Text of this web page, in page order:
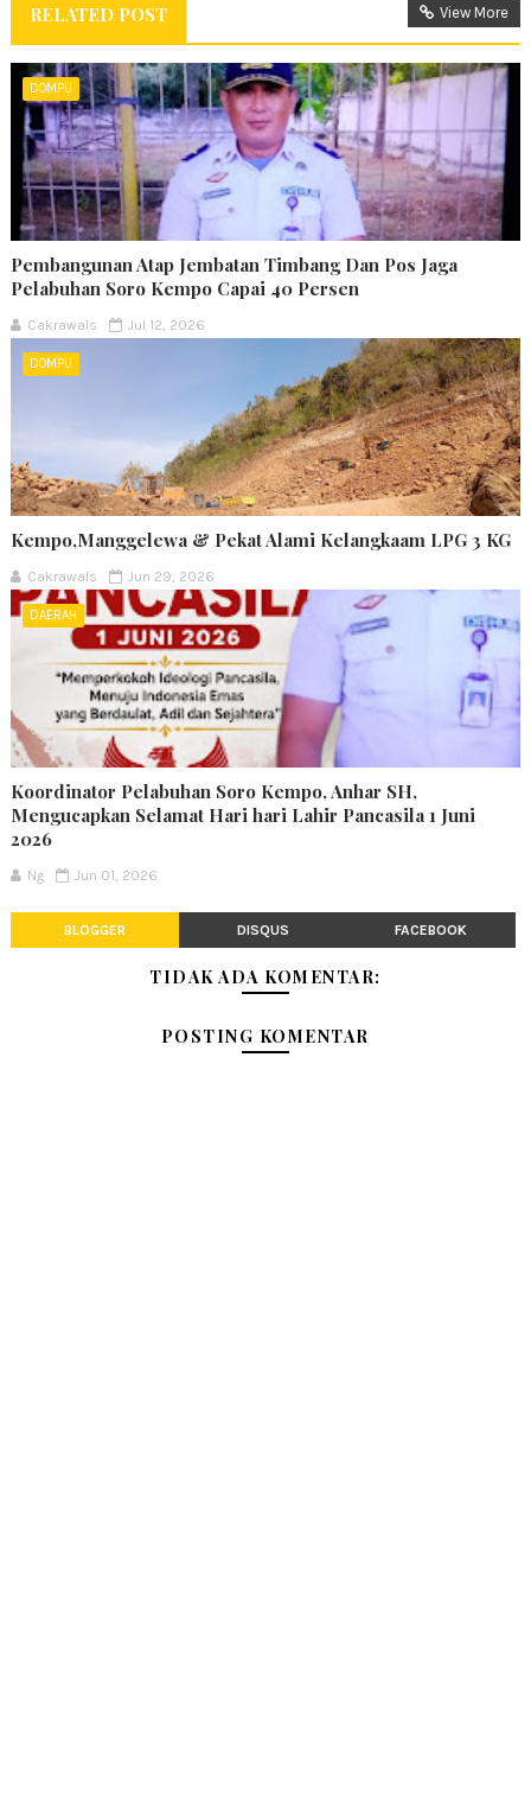
RELATED POST View More
DOMPU
Pembangunan Atap Jembatan Timbang Dan Pos Jaga
Pelabuhan Soro Kempo Capai 40 Persen
Cakrawals Jul 12, 2026
DOMPU
Kempo,Manggelewa & Pekat Alami Kelangkaam LPG 3 KG
Cakrawals Jun 29, 2026
DAERAH
Koordinator Pelabuhan Soro Kempo, Anhar SH,
Mengucapkan Selamat Hari hari Lahir Pancasila 1 Juni
2026
Ng Jun 01, 2026
BLOGGER DISQUS FACEBOOK
TIDAK ADA KOMENTAR:
POSTING KOMENTAR